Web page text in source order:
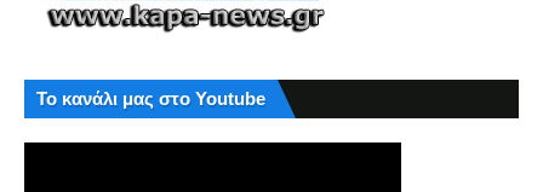
Το κανάλι μας στο Youtube